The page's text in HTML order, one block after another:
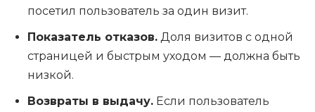
посетил пользователь за один визит.
Показатель отказов. Доля визитов с одной
страницей и быстрым уходом — должна быть
низкой.
Возвраты в выдачу. Если пользователь